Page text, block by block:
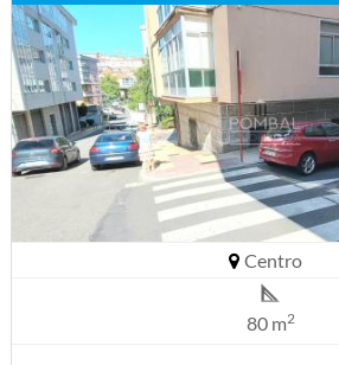
Centro
80 m2